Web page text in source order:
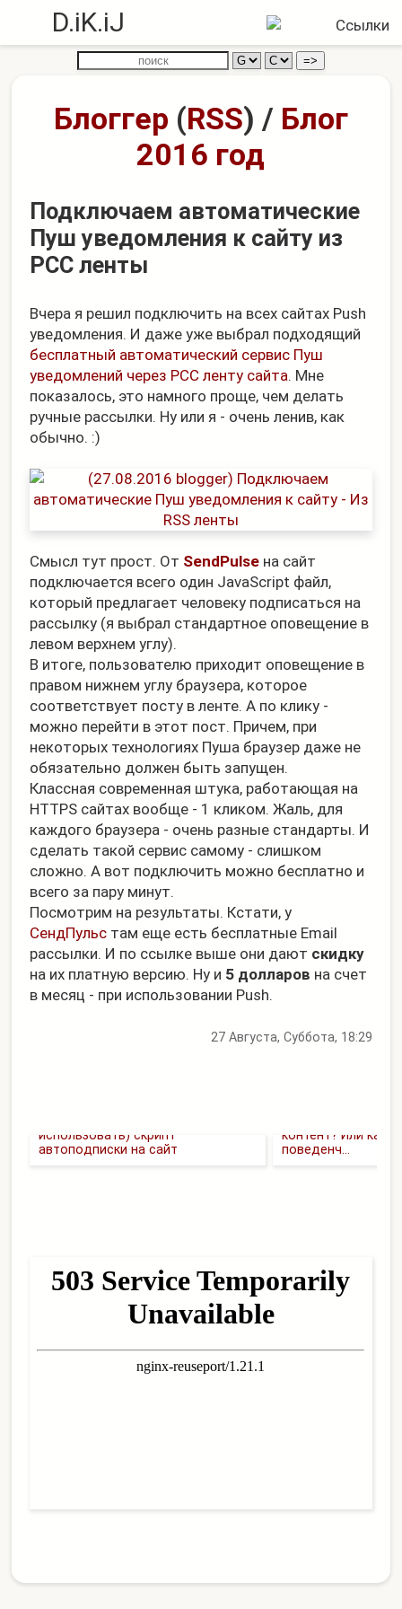
D.iK.iJ
Блоггер (RSS) / Блог
2016 год
Подключаем автоматические
Пуш уведомления к сайту из
РСС ленты
Вчера я решил подключить на всех сайтах Push
уведомления. И даже уже выбрал подходящий
бесплатный автоматический сервис Пуш
уведомлений через РСС ленту сайта. Мне
показалось, это намного проще, чем делать
ручные рассылки. Ну или я - очень ленив, как
обычно. :)
Смысл тут прост. От SendPulse на сайт
подключается всего один JavaScript файл,
который предлагает человеку подписаться на
рассылку (я выбрал стандартное оповещение в
левом верхнем углу).
В итоге, пользователю приходит оповещение в
правом нижнем углу браузера, которое
соответствует посту в ленте. А по клику -
можно перейти в этот пост. Причем, при
некоторых технологиях Пуша браузер даже не
обязательно должен быть запущен.
Классная современная штука, работающая на
HTTPS сайтах вообще - 1 кликом. Жаль, для
каждого браузера - очень разные стандарты. И
сделать такой сервис самому - слишком
сложно. А вот подключить можно бесплатно и
всего за пару минут.
Посмотрим на результаты. Кстати, у
СендПульс там еще есть бесплатные Email
рассылки. И по ссылке выше они дают скидку
на их платную версию. Ну и 5 долларов на счет
в месяц - при использовании Push.
27 Августа, Суббота, 18:29
использовать) скрипт
автоподписки на сайт
контент? Или как
поведенч...